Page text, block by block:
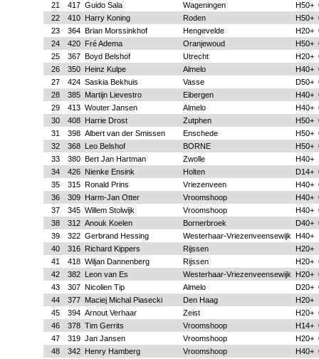
21
417 Guido Sala Wageningen H50+
22
410 Harry Koning Roden H50+
23
364 Brian Morssinkhof Hengevelde H20+
24
420 Fré Adema Oranjewoud H50+
25
367 Boyd Belshof Utrecht H20+
26
350 Heinz Kulpe Almelo H40+
27
424 Saskia Bekhuis Vasse D50+
28
385 Martijn Lievestro Eibergen H40+
29
413 Wouter Jansen Almelo H40+
30
408 Harrie Drost Zutphen H50+
31
398 Albert van der Smissen Enschede H50+
32
368 Leo Belshof BORNE H50+
33
380 Bert Jan Hartman Zwolle H40+
34
426 Nienke Ensink Holten D14+
35
315 Ronald Prins Vriezenveen H40+
36
309 Harm-Jan Otter Vroomshoop H40+
37
345 Willem Stolwijk Vroomshoop H40+
38
312 Anouk Koelen Bornerbroek D40+
39
322 Gerbrand Hessing Westerhaar-Vriezenveensewijk H40+
40
316 Richard Kippers Rijssen H20+
41
418 Wiljan Dannenberg Rijssen H20+
42
382 Leon van Es Westerhaar-Vriezenveensewijk H20+
43
307 Nicolien Tip Almelo D20+
44
377 Maciej Michal Piasecki Den Haag H20+
45
394 Arnout Verhaar Zeist H20+
46
378 Tim Gerrits Vroomshoop H14+
47
319 Jan Jansen Vroomshoop H20+
48
342 Henry Hamberg Vroomshoop H40+